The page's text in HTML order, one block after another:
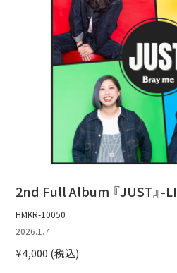
2nd Full Album 『JUST』-
HMKR-10050
2026.1.7
¥4,000 (税込)